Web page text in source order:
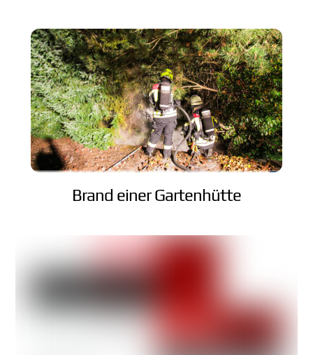
Brand einer Gartenhütte